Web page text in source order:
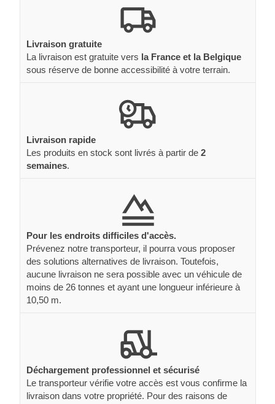
Livraison gratuite
La livraison est gratuite vers la France et la Belgique
sous réserve de bonne accessibilité à votre terrain.
Livraison rapide
Les produits en stock sont livrés à partir de 2
semaines.
Pour les endroits difficiles d'accès.
Prévenez notre transporteur, il pourra vous proposer
des solutions alternatives de livraison. Toutefois,
aucune livraison ne sera possible avec un véhicule de
moins de 26 tonnes et ayant une longueur inférieure à
10,50 m.
Déchargement professionnel et sécurisé
Le transporteur vérifie votre accès est vous confirme la
livraison dans votre propriété. Pour des raisons de